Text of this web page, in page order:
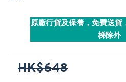
原廠行貨及保養，免費送
梯除外
HK$648